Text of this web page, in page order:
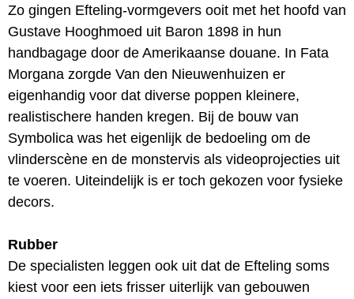
Zo gingen Efteling-vormgevers ooit met het hoofd van
Gustave Hooghmoed uit Baron 1898 in hun
handbagage door de Amerikaanse douane. In Fata
Morgana zorgde Van den Nieuwenhuizen er
eigenhandig voor dat diverse poppen kleinere,
realistischere handen kregen. Bij de bouw van
Symbolica was het eigenlijk de bedoeling om de
vlinderscène en de monstervis als videoprojecties uit
te voeren. Uiteindelijk is er toch gekozen voor fysieke
decors.
Rubber
De specialisten leggen ook uit dat de Efteling soms
kiest voor een iets frisser uiterlijk van gebouwen